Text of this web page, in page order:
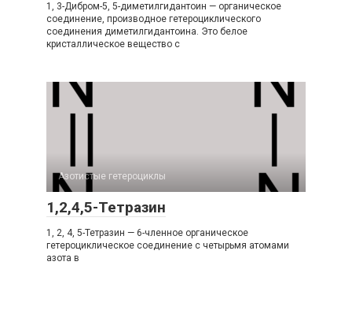
1, 3-Дибром-5, 5-диметилгидантоин — органическое
соединение, производное гетероциклического
соединения диметилгидантоина. Это белое
кристаллическое вещество с
Азотистые гетероциклы‎
1,2,4,5-Тетразин
1, 2, 4, 5-Тетразин — 6-членное органическое
гетероциклическое соединение с четырьмя атомами
азота в